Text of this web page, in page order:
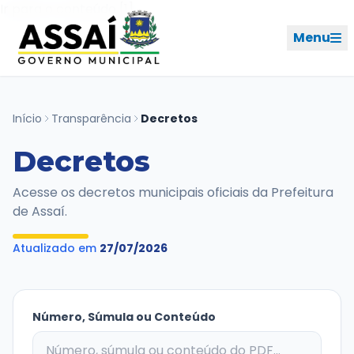
Ir para o conteúdo [1]
Menu
PERFIL DE NAVEGAÇÃO
Geral
Início
Cidade
Ouvidoria
Início Transparência Decretos
Decretos
Acesse os decretos municipais oficiais da Prefeitura
de Assaí.
Atualizado em 27/07/2026
Número, Súmula ou Conteúdo